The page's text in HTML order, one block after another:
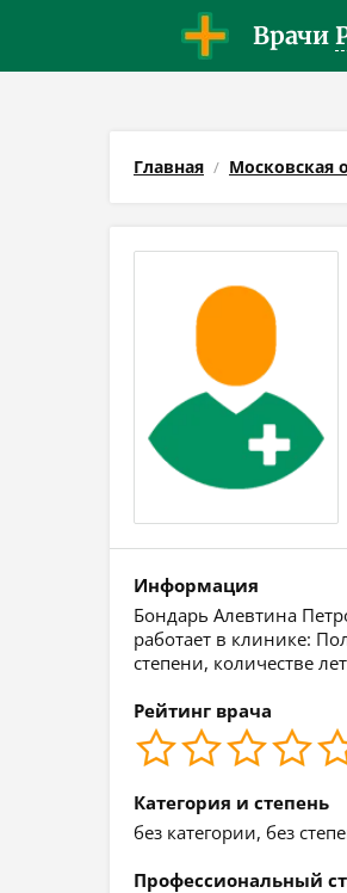
Врачи
Главная Московская
Информация
Бондарь Алевтина
работает в клинике:
степени, количестве
Рейтинг врача
Категория и степень
без категории, без
Профессиональный